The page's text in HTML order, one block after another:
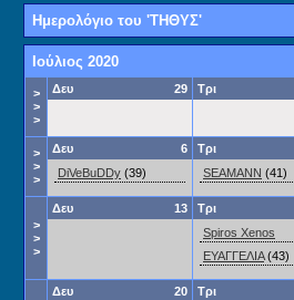
Ημερολόγιο του 'ΤΗΘΥΣ'
Ιούλιος 2020
>
>
>
29
Δευ Τρι
>
>
>
6
Δευ
DiVeBuDDy (39)
Τρι
SEAMANN (41)
>
>
>
13
Δευ
Τρι
Spiros Xenos
ΕΥΑΓΓΕΛΙΑ(43)
20
Δευ Τρι